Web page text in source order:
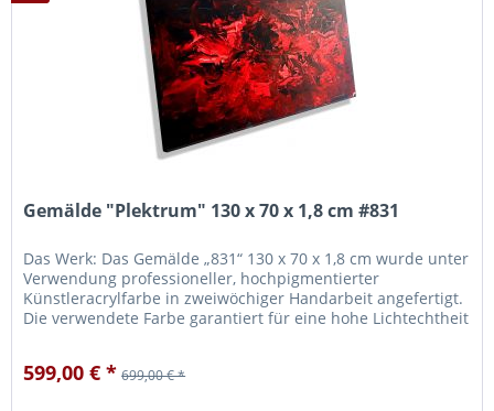
Gemälde "Plektrum" 130 x 70 x 1,8 cm #831
Das Werk: Das Gemälde „831“ 130 x 70 x 1,8 cm wurde unter
Verwendung professioneller, hochpigmentierter
Künstleracrylfarbe in zweiwöchiger Handarbeit angefertigt.
Die verwendete Farbe garantiert für eine hohe Lichtechtheit
599,00 € * 699,00 € *